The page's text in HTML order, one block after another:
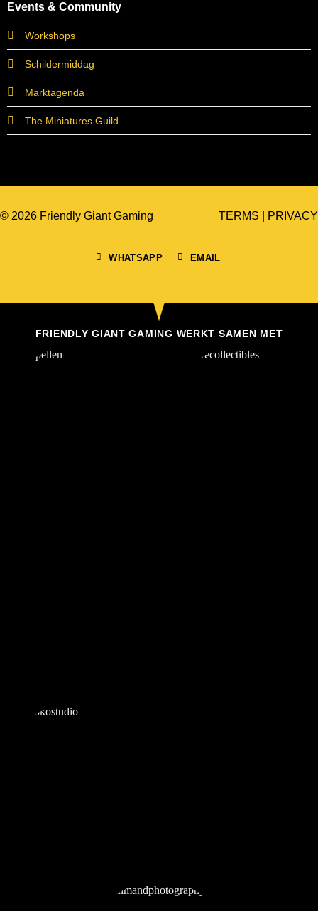
Events & Community
Workshops
Schildermiddag
Marktagenda
The Miniatures Guild
© 2026 Friendly Giant Gaming
WHATSAPP EMAIL
TERMS PRIVACY
FRIENDLY GIANT GAMING WERKT SAMEN MET